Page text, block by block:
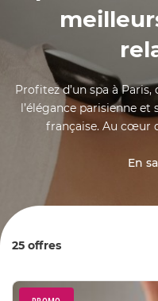
Profitez d’un spa à
l’élégance parisienne et
française. Au cœur
monuments
charme bohème de
parenthèse bien-être
gamme mêlant rituels
profonde. Vivez un
instituts les
En
25 offres